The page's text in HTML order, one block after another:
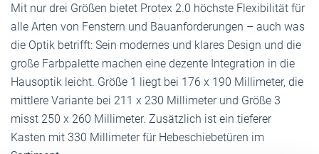
Mit nur drei Größen bietet Protex 2.0 höchste Flexibilität für
alle Arten von Fenstern und Bauanforderungen – auch was
die Optik betrifft: Sein modernes und klares Design und die
große Farbpalette machen eine dezente Integration in die
Hausoptik leicht. Größe 1 liegt bei 176 x 190 Millimeter, die
mittlere Variante bei 211 x 230 Millimeter und Größe 3
misst 250 x 260 Millimeter. Zusätzlich ist ein tieferer
Kasten mit 330 Millimeter für Hebeschiebetüren im